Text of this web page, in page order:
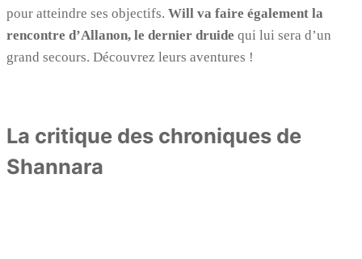
pour atteindre ses objectifs. Will va faire également la
rencontre d’Allanon, le dernier druide qui lui sera d’un
grand secours. Découvrez leurs aventures !
La critique des chroniques de
Shannara